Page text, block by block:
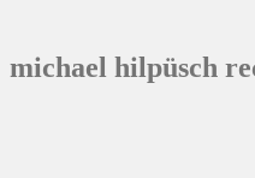
michael hilpüsch